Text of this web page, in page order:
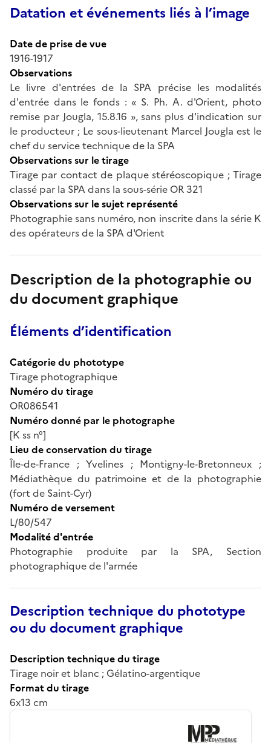
Datation et événements liés à l’image
Date de prise de vue
1916-1917
Observations
Le livre d'entrées de la SPA précise les modalités
d'entrée dans le fonds : « S. Ph. A. d'Orient, photo
remise par Jougla, 15.8.16 », sans plus d'indication sur
le producteur ; Le sous-lieutenant Marcel Jougla est le
chef du service technique de la SPA
Observations sur le tirage
Tirage par contact de plaque stéréoscopique ; Tirage
classé par la SPA dans la sous-série OR 321
Observations sur le sujet représenté
Photographie sans numéro, non inscrite dans la série K
des opérateurs de la SPA d'Orient
Description de la photographie ou
du document graphique
Éléments d’identification
Catégorie du phototype
Tirage photographique
Numéro du tirage
OR086541
Numéro donné par le photographe
[K ss n°]
Lieu de conservation du tirage
Île-de-France ; Yvelines ; Montigny-le-Bretonneux ;
Médiathèque du patrimoine et de la photographie
(fort de Saint-Cyr)
Numéro de versement
L/80/547
Modalité d'entrée
Photographie produite par la SPA, Section
photographique de l'armée
Description technique du phototype
ou du document graphique
Description technique du tirage
Tirage noir et blanc ; Gélatino-argentique
Format du tirage
6x13 cm